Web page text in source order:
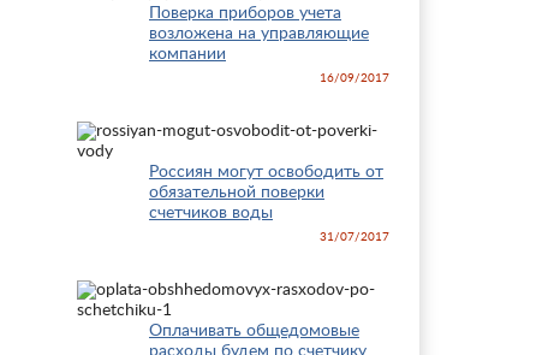
Поверка приборов учета
возложена на управляющие
компании
16/09/2017
Россиян могут освободить от
обязательной поверки
счетчиков воды
31/07/2017
Оплачивать общедомовые
расходы будем по счетчику